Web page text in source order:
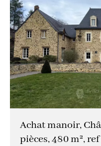
Achat manoir,
pièces, 480 m²,